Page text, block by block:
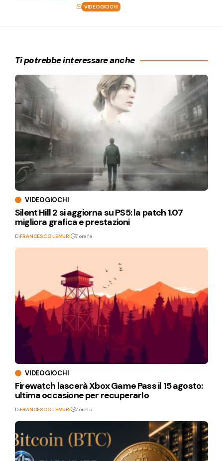
VIDEOGIOCHI
Ti potrebbe interessare anche
VIDEOGIOCHI
Silent Hill 2 si aggiorna su PS5: la patch 1.07
migliora grafica e prestazioni
DiFRANCESCO LEMURI 7 ore fa
VIDEOGIOCHI
Firewatch lascerà Xbox Game Pass il 15 agosto:
ultima occasione per recuperarlo
DiFRANCESCO LEMURI 7 ore fa